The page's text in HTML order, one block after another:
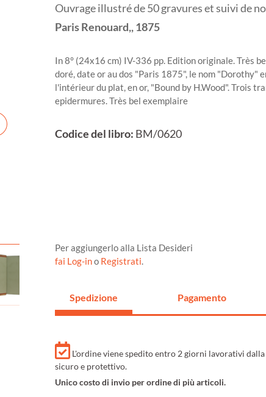
Ouvrage illustré de 50 gravures et suivi de
ParisRenouard,,1875
In 8° (24x16 cm) IV-336 pp. Edition originale. Très
doré, date or au dos "Paris 1875", le nom "Dorothy"
l'intérieur du plat, en or, "Bound by H.Wood". Trois
epidermures. Très bel exemplaire
Codice del libro: BM/0620
Per aggiungerlo alla Lista Desideri
fai Log-ino Registrati.
Spedizione Pagamento
L'ordine viene spedito entro 2 giorni lavorativi
sicuro e protettivo.
Unico costo di invio per ordine di più articoli.